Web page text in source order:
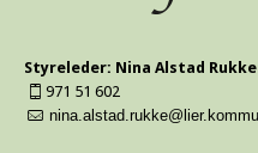
Styreleder: Nina Alstad Rukke
971 51 602